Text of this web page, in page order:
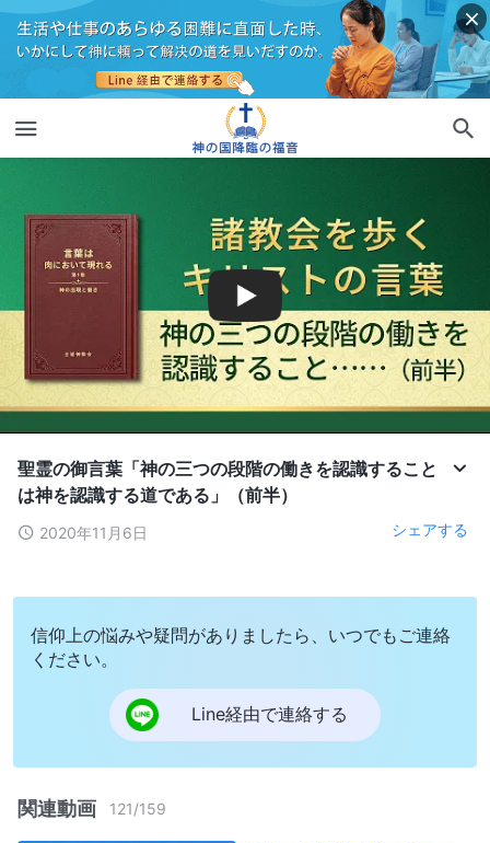
聖霊の御言葉「神の三つの段階の働きを認識すること
は神を認識する道である」（前半）
2020年11月6日 シェアする
信仰上の悩みや疑問がありましたら、いつでもご連絡
ください。
Line経由で連絡する
関連動画 121/159